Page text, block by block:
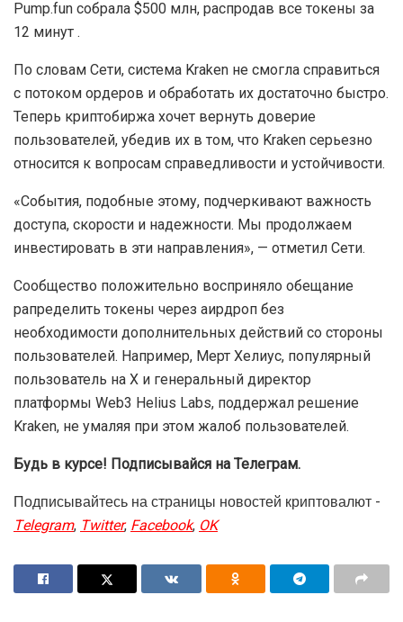
Pump.fun собрала $500 млн, распродав все токены за
12 минут .
По словам Сети, система Kraken не смогла справиться
с потоком ордеров и обработать их достаточно быстро.
Теперь криптобиржа хочет вернуть доверие
пользователей, убедив их в том, что Kraken серьезно
относится к вопросам справедливости и устойчивости.
«События, подобные этому, подчеркивают важность
доступа, скорости и надежности. Мы продолжаем
инвестировать в эти направления», — отметил Сети.
Сообщество положительно восприняло обещание
рапределить токены через аирдроп без
необходимости дополнительных действий со стороны
пользователей. Например, Мерт Хелиус, популярный
пользователь на X и генеральный директор
платформы Web3 Helius Labs, поддержал решение
Kraken, не умаляя при этом жалоб пользователей.
Будь в курсе! Подписывайся на Телеграм.
Подписывайтесь на страницы новостей криптовалют -
Telegram,Twitter,Facebook,OK